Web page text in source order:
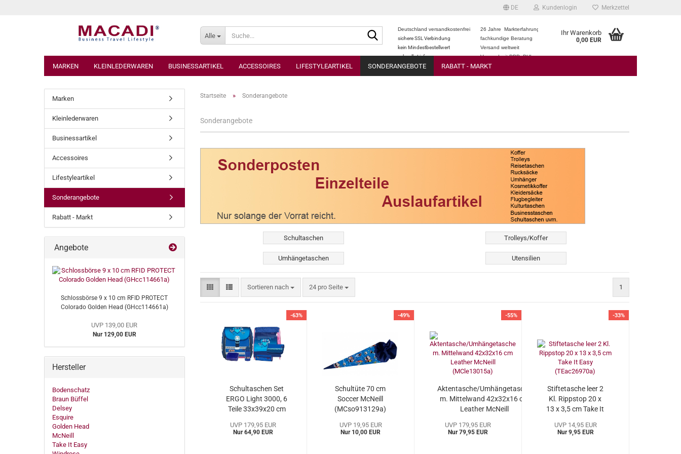
DE Kundenlogin Merkzettel
Alle
Suche...Deutschland versandkostenfrei
26 Jahre Markterfahrung
sichere SSL Verbindung
fachkundige Beratung
kein Mindestbestellwert
Versand weltweit
schnelle Lieferung
Versand mit DPD, DHL
Ihr Warenkorb
0,00 EUR
MARKEN KLEINLEDERWAREN BUSINESSARTIKEL ACCESSOIRES LIFESTYLEARTIKEL SONDERANGEBOTE RABATT - MARKT
Startseite » Sonderangebote
Sonderangebote
Schultaschen Trolleys/Koffer
Umhängetaschen Utensilien
Sortieren nach
Sortieren nach 24 pro Seite
pro Seite 1
-63%
Schultaschen Set
ERGO Light 3000, 6
Teile 33x39x20 cm
(MCbh9575122SETa)
UVP 179,95 EUR
Nur 64,90 EUR
-49%
Schultüte 70 cm
Soccer McNeill
(MCso913129a)
UVP 19,95 EUR
Nur 10,00 EUR
-55%
Aktentasche/Umhängetasche
m. Mittelwand 42x32x16 cm
Leather McNeill
UVP 179,95 EUR
Nur 79,95 EUR
-33%
Stiftetasche leer 2
Kl. Rippstop 20 x
13 x 3,5 cm Take It
(TEac26970a)
UVP 14,95 EUR
Nur 9,95 EUR
Marken
Kleinlederwaren
Businessartikel
Accessoires
Lifestyleartikel
Sonderangebote
Rabatt - Markt
Angebote
Schlossbörse 9 x 10 cm RFID PROTECT
Colorado Golden Head (GHcc114661a)
UVP 139,00 EUR
Nur 129,00 EUR
Hersteller
Bodenschatz
Braun Büffel
Delsey
Esquire
Golden Head
McNeill
Take It Easy